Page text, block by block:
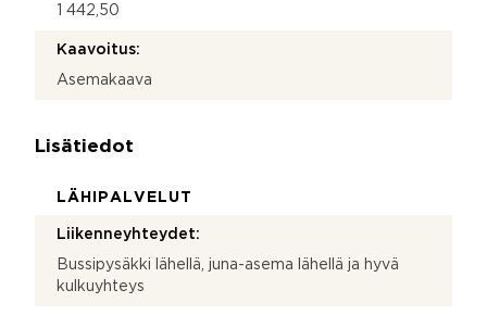
1 442,50
Kaavoitus:
Asemakaava
Lisätiedot
LÄHIPALVELUT
Liikenneyhteydet:
Bussipysäkki lähellä, juna-asema lähellä ja hyvä
kulkuyhteys